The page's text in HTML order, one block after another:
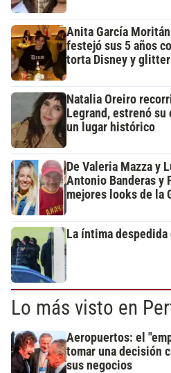
Anita García
festejó sus 5 años
torta Disney y glitter
Natalia Oreiro
Legrand, estrenó su
un lugar histórico
De Valeria Mazza y
Antonio Banderas y
mejores looks de la
La íntima
Lo más visto en
Aeropuertos: el
tomar una decisión
sus negocios